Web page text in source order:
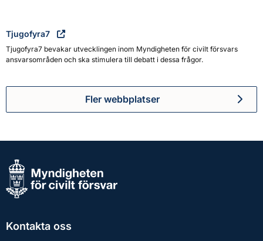
Tjugofyra7
Tjugofyra7 bevakar utvecklingen inom Myndigheten för civilt försvars
ansvarsområden och ska stimulera till debatt i dessa frågor.
Fler webbplatser
Kontakta oss